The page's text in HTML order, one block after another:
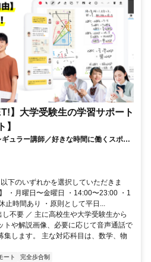
】大学受験生の学習サポート
】
ュラー講師／好きな時間に働くスポッ
下のいずれかを選択していただきま
・月曜日〜金曜日 ・14:00〜23:00 ・1
止時間あり ・原則として平日...
不要 ／ 主に高校生や大学受験生から
トや解説画像、必要に応じて音声通話で
集します。 主な対応科目は、数学、物
ート 完全歩合制